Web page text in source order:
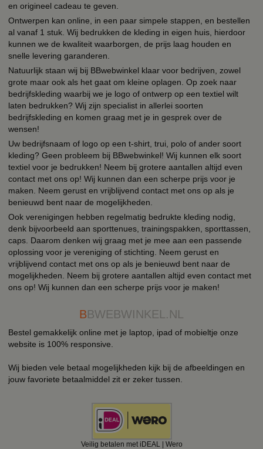
en origineel cadeau te geven.
Ontwerpen kan online, in een paar simpele stappen, en bestellen
al vanaf 1 stuk. Wij bedrukken de kleding in eigen huis, hierdoor
kunnen we de kwaliteit waarborgen, de prijs laag houden en
snelle levering garanderen.
Natuurlijk staan wij bij BBwebwinkel klaar voor bedrijven, zowel
grote maar ook als het gaat om kleine oplagen. Op zoek naar
bedrijfskleding waarbij we je logo of ontwerp op een textiel wilt
laten bedrukken? Wij zijn specialist in allerlei soorten
bedrijfskleding en komen graag met je in gesprek over de
wensen!
Uw bedrijfsnaam of logo op een t-shirt, trui, polo of ander soort
kleding? Geen probleem bij BBwebwinkel! Wij kunnen elk soort
textiel voor je bedrukken! Neem bij grotere aantallen altijd even
contact met ons op! Wij kunnen dan een scherpe prijs voor je
maken. Neem gerust en vrijblijvend contact met ons op als je
benieuwd bent naar de mogelijkheden.
Ook verenigingen hebben regelmatig bedrukte kleding nodig,
denk bijvoorbeeld aan sporttenues, trainingspakken, sporttassen,
caps. Daarom denken wij graag met je mee aan een passende
oplossing voor je vereniging of stichting. Neem gerust en
vrijblijvend contact met ons op als je benieuwd bent naar de
mogelijkheden. Neem bij grotere aantallen altijd even contact met
ons op! Wij kunnen dan een scherpe prijs voor je maken!
BBWEBWINKEL.NL
Bestel gemakkelijk online met je laptop, ipad of mobieltje onze
website is 100% responsive.
Wij bieden vele betaal mogelijkheden kijk bij de afbeeldingen en
jouw favoriete betaalmiddel zit er zeker tussen.
Veilig betalen met iDEAL | Wero